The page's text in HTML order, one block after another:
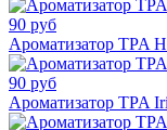
90 руб
Ароматизатор TPA
90 руб
Ароматизатор TPA